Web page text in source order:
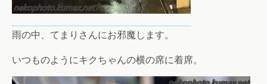
雨の中、てまりさんにお邪魔します。
いつものようにキクちゃんの横の席に着席。